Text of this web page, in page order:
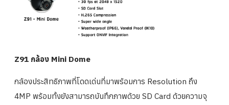
Z91 กล้อง Mini Dome
กล้องประสิทธิภาพที่โดดเด่นที่มาพร้อมการ Resolution ถึง
4MP พร้อมทั้งยังสามารถบันทึกภาพด้วย SD Card ด้วยความจุ